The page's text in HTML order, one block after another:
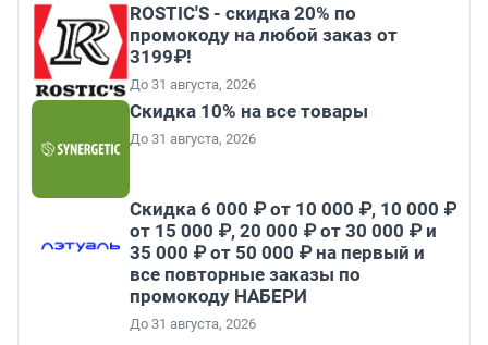
ROSTIC'S - скидка 20% по
промокоду на любой заказ от
3199₽!
До 31 августа, 2026
Скидка 10% на все товары
До 31 августа, 2026
Скидка 6 000 ₽ от 10 000 ₽, 10 000 ₽
от 15 000 ₽, 20 000 ₽ от 30 000 ₽ и
35 000 ₽ от 50 000 ₽ на первый и
все повторные заказы по
промокоду НАБЕРИ
До 31 августа, 2026